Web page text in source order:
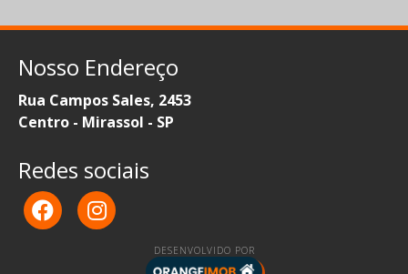
Nosso Endereço
Rua Campos Sales, 2453
Centro - Mirassol - SP
Redes sociais
DESENVOLVIDO POR